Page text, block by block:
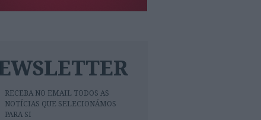
RECEBA NO EMAIL TODOS AS
NOTÍCIAS QUE SELECIONÁMOS
PARA SI